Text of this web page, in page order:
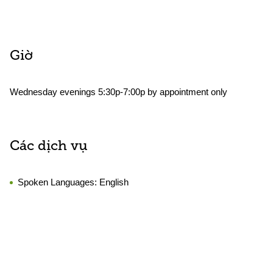
Giờ
Wednesday evenings 5:30p-7:00p by appointment only
Các dịch vụ
Spoken Languages: English